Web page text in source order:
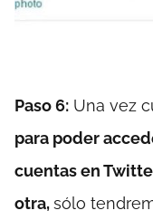
Paso 6: Una vez
para poder
cuentas en
otra,sólo